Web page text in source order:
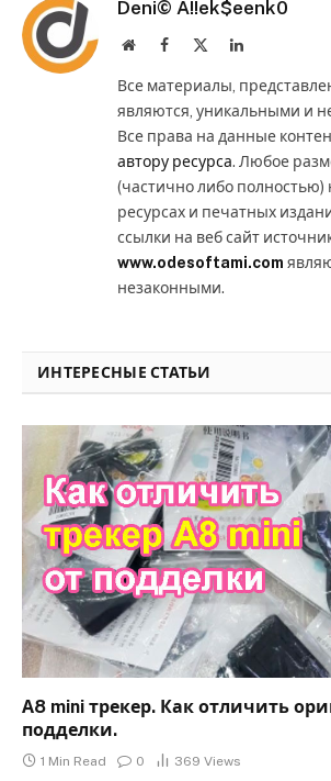
Deni© A!!ek$eenk0
WebsiteFacebook LinkedIn
Все материалы,
являются, уникальными и
Все права на данные
автору ресурса. Любое
(частично либо полностью)
ресурсах и печатных
ссылки на веб сайт
www.odesoftami.com
незаконными.
ИНТЕРЕСНЫЕ СТАТЬИ
А8 mini трекер. Как отличить
подделки.
1 Min Read 0 369 Views